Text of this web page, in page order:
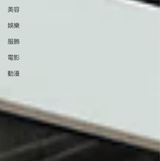
美容
娛樂
服飾
電影
動漫